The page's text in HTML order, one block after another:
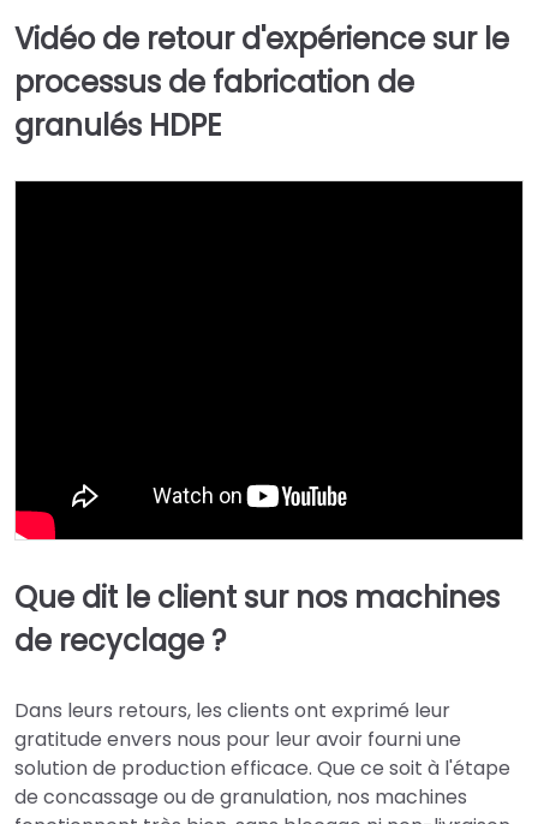
Vidéo de retour d'expérience sur le
processus de fabrication de
granulés HDPE
Que dit le client sur nos machines
de recyclage ?
Dans leurs retours, les clients ont exprimé leur
gratitude envers nous pour leur avoir fourni une
solution de production efficace. Que ce soit à l'étape
de concassage ou de granulation, nos machines